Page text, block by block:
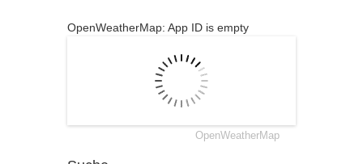
OpenWeatherMap: App ID is empty
OpenWeatherMap